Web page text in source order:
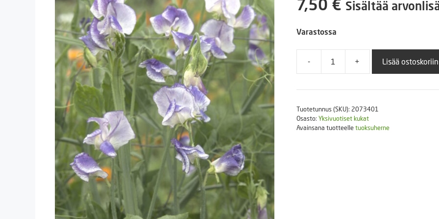
Puutarhatyökalut
7,50 € Sisältää
Varastossa
-
Tuoksuherne
Odoratus
Blue
Ripple
+ Lisää ostoskoriin
Tuotetunnus (SKU): 2073401
Osasto: Yksivuotiset kukat
Avainsana tuotteelletuoksuherne